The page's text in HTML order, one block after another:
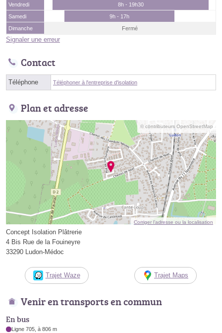
Vendredi
8h - 19h30
Samedi
9h - 17h
Dimanche
Fermé
Signaler une erreur
Contact
Téléphone Téléphoner à l'entreprise d'isolation
Plan et adresse
© contributeurs OpenStreetMap
Corriger l’adresse ou la localisation
Concept Isolation Plâtrerie
4 Bis Rue de la Fouineyre
33290 Ludon-Médoc
Trajet Waze Trajet Maps
Venir en transports en commun
En bus
Ligne 705, à 806 m